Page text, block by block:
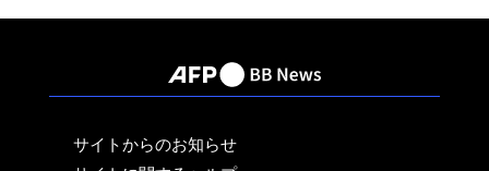
サイトからのお知らせ